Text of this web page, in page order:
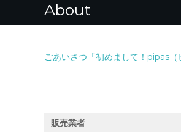
About
ごあいさつ「初めまして！pipas（
販売業者